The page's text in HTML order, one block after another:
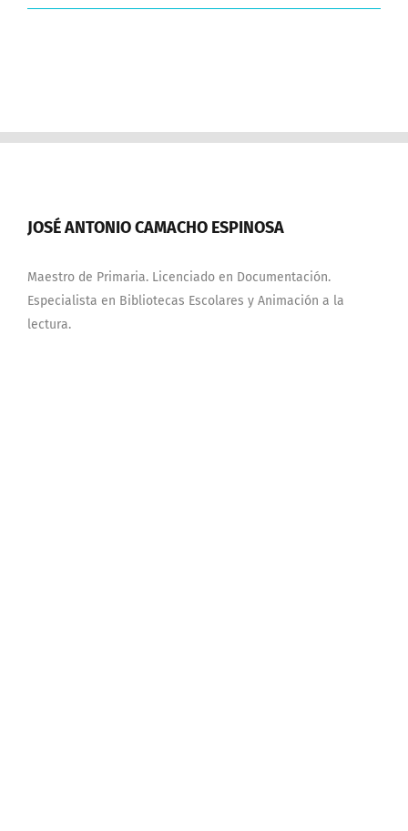
JOSÉ ANTONIO CAMACHO ESPINOSA
Maestro de Primaria. Licenciado en Documentación.
Especialista en Bibliotecas Escolares y Animación a la
lectura.